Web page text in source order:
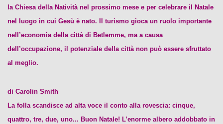
la Chiesa della Natività nel prossimo mese e per celebrare il Natale
nel luogo in cui Gesù è nato. Il turismo gioca un ruolo importante
nell’economia della città di Betlemme, ma a causa
dell’occupazione, il potenziale della città non può essere sfruttato
al meglio.
di Carolin Smith
La folla scandisce ad alta voce il conto alla rovescia: cinque,
quattro, tre, due, uno... Buon Natale! L’enorme albero addobbato in